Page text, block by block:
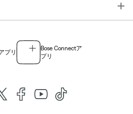
プリ
Bose Connectア
プリ